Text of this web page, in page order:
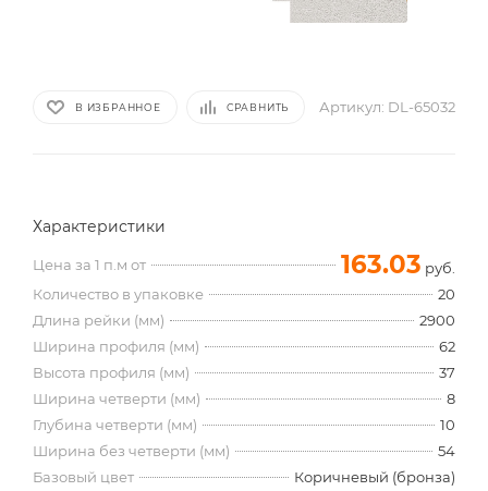
В ИЗБРАННОЕ СРАВНИТЬ Артикул: DL-65032
Характеристики
Цена за 1 п.м от 163.03 руб.
Количество в упаковке
20
Длина рейки (мм)
2900
Ширина профиля (мм)
62
Высота профиля (мм)
37
Ширина четверти (мм)
8
Глубина четверти (мм)
10
Ширина без четверти (мм)
54
Базовый цвет
Коричневый (бронза)